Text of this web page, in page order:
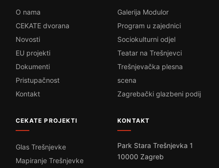
O nama
CEKATE dvorana
Novosti
EU projekti
Dokumenti
Pristupačnost
Kontakt
Galerija Modulor
Program u zajednici
Sociokulturni odjel
Teatar na Trešnjevci
Trešnjevačka plesna
scena
Zagrebački glazbeni podij
CEKATE PROJEKTI
Glas Trešnjevke
Mapiranje Trešnjevke
KONTAKT
Park Stara Trešnjevka 1
10000 Zagreb